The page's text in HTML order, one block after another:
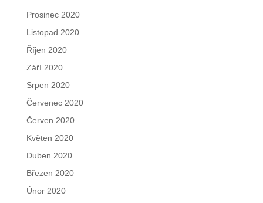
Prosinec 2020
Listopad 2020
Říjen 2020
Září 2020
Srpen 2020
Červenec 2020
Červen 2020
Květen 2020
Duben 2020
Březen 2020
Únor 2020